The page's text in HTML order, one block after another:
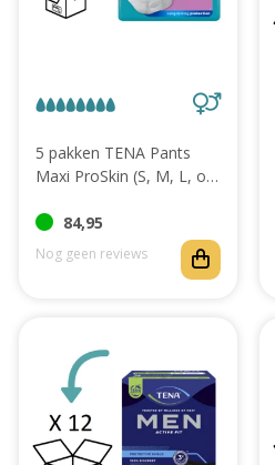
5 pakken TENA Pants
Maxi ProSkin (S, M, L, of
84,95
Nog geen reviews